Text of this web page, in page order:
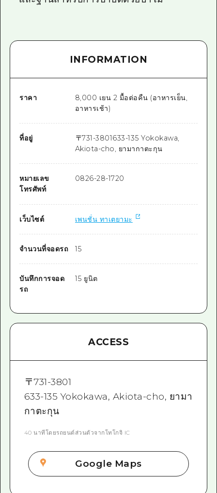
INFORMATION
ราคา
8,000 เยน 2 มื้อต่อคืน (อาหารเย็น,
อาหารเช้า)
ที่อยู่ 〒731-3801633-135 Yokokawa,
Akiota-cho, ยามากาตะกุน
หมายเลข
โทรศัพท์
0826-28-1720
เว็บไซต์ เพนชั่น ทาเตยามะ
จำนวนที่จอดรถ 15
บันทึกการจอด
รถ
15 ยูนิต
ACCESS
〒731-3801
633-135 Yokokawa, Akiota-cho, ยามา
กาตะกุน
40 นาทีโดยรถยนต์ส่วนตัวจากโทโกจิ IC
Google Maps